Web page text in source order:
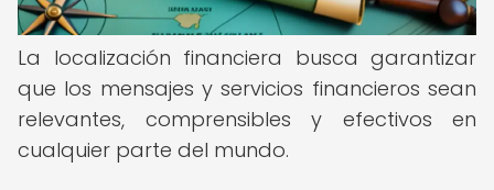
La localización financiera busca garantizar
que los mensajes y servicios financieros sean
relevantes, comprensibles y efectivos en
cualquier parte del mundo.